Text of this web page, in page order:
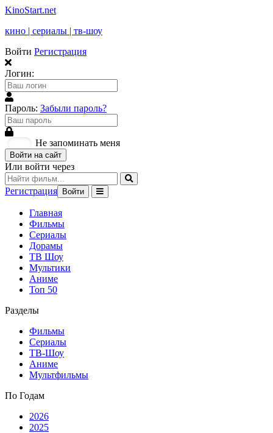
KinoStart.net
кино | сериалы | тв-шоу
Войти Регистрация
Логин:
Пароль: Забыли пароль?
Не запоминать меня
Войти на сайт
Или войти через
Регистрация Войти
Главная
Фильмы
Сериалы
Дорамы
ТВ Шоу
Мультики
Аниме
Топ 50
Разделы
Фильмы
Сериалы
ТВ-Шоу
Аниме
Мультфильмы
По Годам
2026
2025